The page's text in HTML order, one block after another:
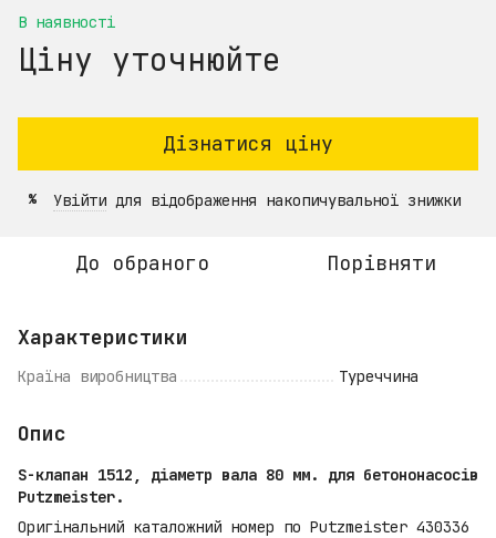
В наявності
Ціну уточнюйте
Дізнатися ціну
% Увійти для відображення накопичувальної знижки
До обраного Порівняти
Характеристики
Країна виробництва Туреччина
Опис
S-клапан 1512, діаметр вала 80 мм. для бетононасосів
Putzmeister.
Оригінальний каталожний номер по Putzmeister 430336